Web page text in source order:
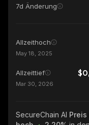
7d Änderung
Allzeithoch
May 18, 2025
Allzeittief
Mar 30, 2026
SecureChain AI Preis